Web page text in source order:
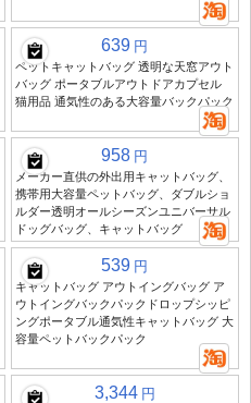
639 円
ペットキャットバッグ 透明な天窓アウト
バッグ ポータブルアウトドアカプセル
猫用品 通気性のある大容量バックパック
958 円
メーカー直供の外出用キャットバッグ、
携帯用大容量ペットバッグ、ダブルショ
ルダー透明オールシーズンユニバーサル
ドッグバッグ、キャットバッグ
539 円
キャットバッグ アウトイングバッグ ア
ウトイングバックパックドロップシッピ
ングポータブル通気性キャットバッグ 大
容量ペットバックパック
3,344 円